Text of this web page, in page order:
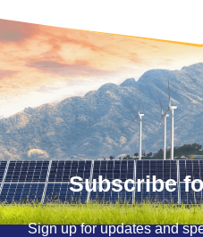
Subscribe
Sign up for updates and